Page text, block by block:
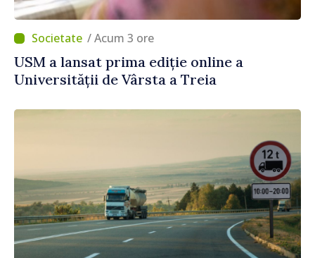
/ Acum 3 ore
USM a lansat prima ediție online a
Universității de Vârsta a Treia